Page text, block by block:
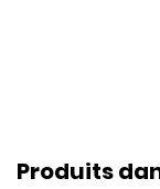
Produits